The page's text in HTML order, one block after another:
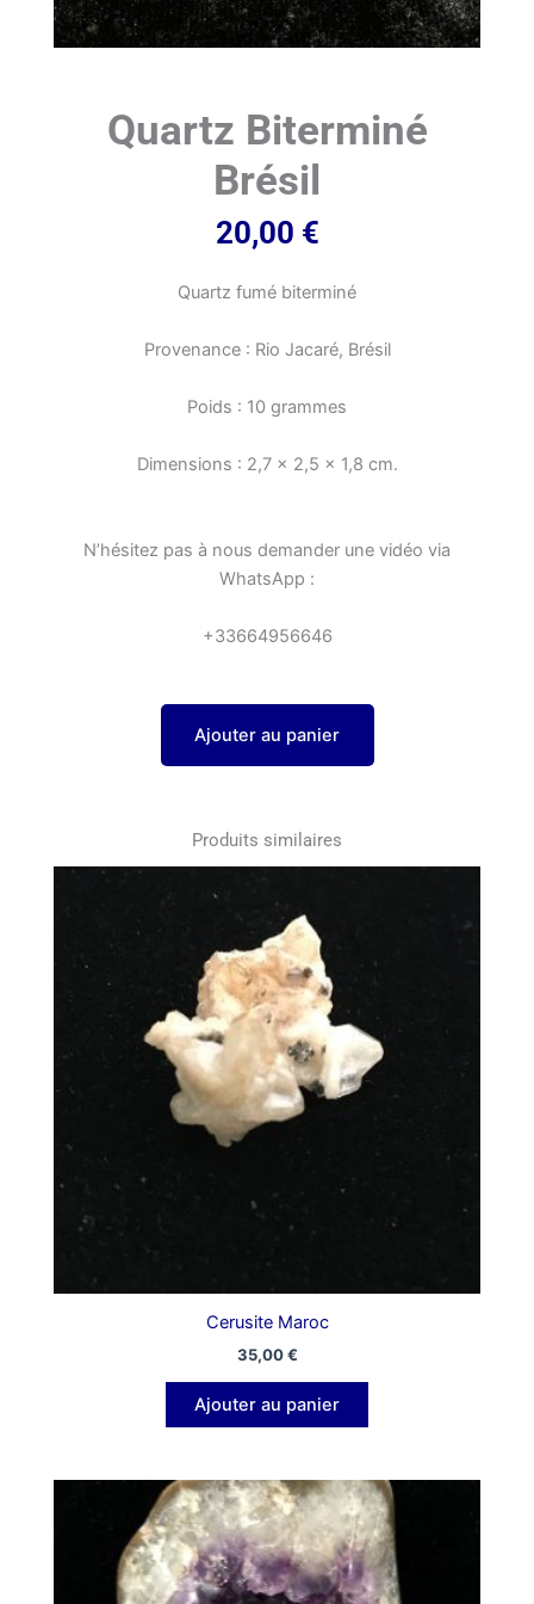
Quartz Biterminé
Brésil
20,00 €
Quartz fumé biterminé
Provenance : Rio Jacaré, Brésil
Poids : 10 grammes
Dimensions : 2,7 x 2,5 x 1,8 cm.
N’hésitez pas à nous demander une vidéo via
WhatsApp :
+33664956646
Ajouter au panier
Produits similaires
Cerusite Maroc
35,00€
Ajouter au panier